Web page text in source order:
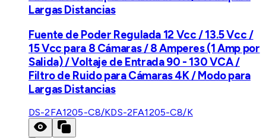
Largas Distancias
Fuente de Poder Regulada 12 Vcc / 13.5 Vcc /
15 Vcc para 8 Cámaras / 8 Amperes (1 Amp por
Salida) / Voltaje de Entrada 90 - 130 VCA /
Filtro de Ruido para Cámaras 4K / Modo para
Largas Distancias
DS-2FA1205-C8/KDS-2FA1205-C8/K